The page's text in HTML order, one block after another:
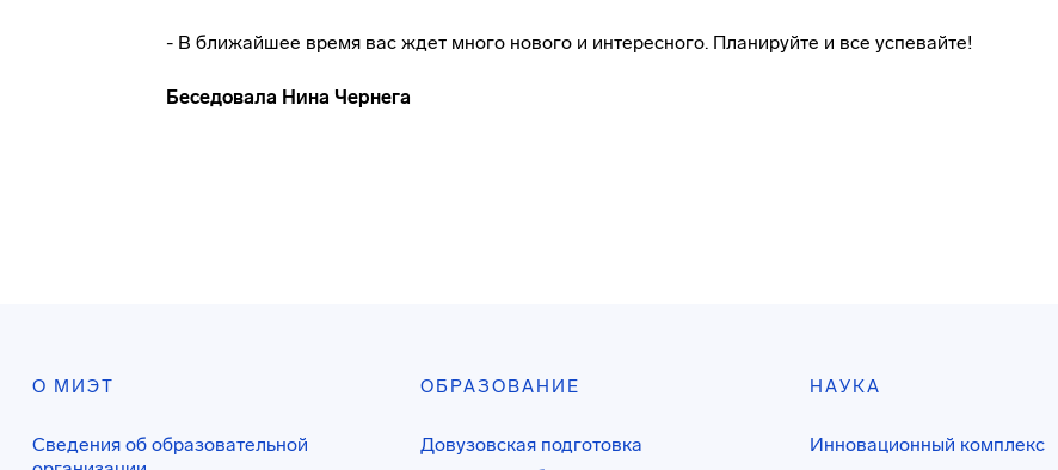
- В ближайшее время вас ждет много нового и интересного. Планируйте и все успевайте!
Беседовала Нина Чернега
О МИЭТ
Сведения об образовательной
ОБРАЗОВАНИЕ
Довузовская подготовка
НАУКА
Инновационный комплекс